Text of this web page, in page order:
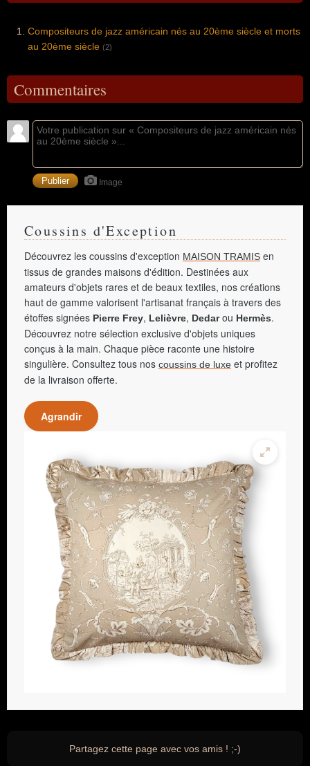
Compositeurs de jazz américain nés au 20ème siècle et morts
au 20ème siècle (2)
Commentaires
Image
Coussins d'Exception
Découvrez les coussins d'exception MAISON TRAMIS en
tissus de grandes maisons d'édition. Destinées aux
amateurs d'objets rares et de beaux textiles, nos créations
haut de gamme valorisent l'artisanat français à travers des
étoffes signées Pierre Frey, Lelièvre, Dedarou Hermès.
Découvrez notre sélection exclusive d'objets uniques
conçus à la main. Chaque pièce raconte une histoire
singulière. Consultez tous nos coussins de luxe et profitez
de la livraison offerte.
Agrandir
Partagez cette page avec vos amis ! ;-)